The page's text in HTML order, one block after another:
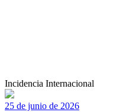
Incidencia Internacional
25 de junio de 2026